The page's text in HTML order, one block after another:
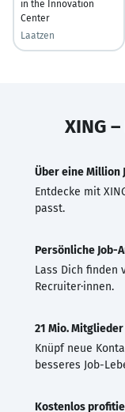
in the Innovation
Center
Laatzen
XING
Über eine Million
Entdecke mit
passt.
Persönliche Job-
Lass Dich finden
Recruiter·innen.
21 Mio. Mitglieder
Knüpf neue
besseres Job-
Kostenlos